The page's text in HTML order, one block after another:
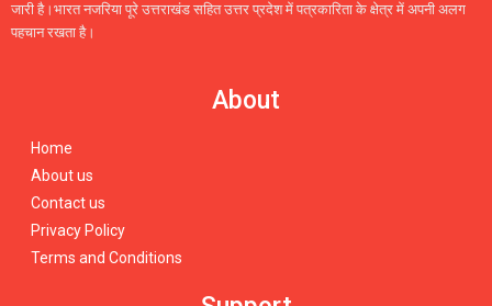
जारी है।भारत नजरिया पूरे उत्तराखंड सहित उत्तर प्रदेश में पत्रकारिता के क्षेत्र में अपनी अलग
पहचान रखता है।
About
Home
About us
Contact us
Privacy Policy
Terms and Conditions